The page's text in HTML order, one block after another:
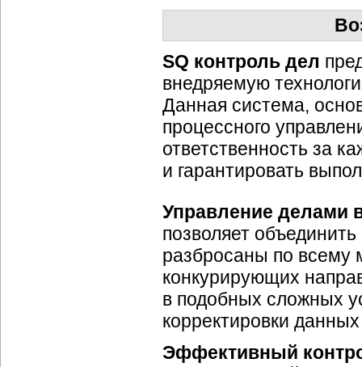
SQ контроль дел
внедряемую
Данная система,
процессного
ответственность за
и гарантировать
Управление делами
позволяет
разбросаны по всему
конкурирующих
в подобных сложных
корректировки
Эффективный